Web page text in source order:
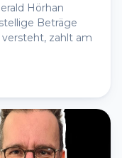
Hörhan
Beträge
zahlt am